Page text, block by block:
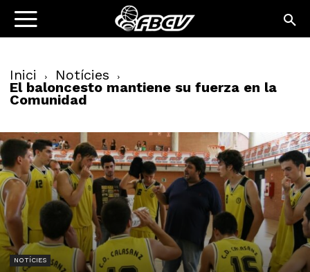
Inici Notícies
El baloncesto mantiene su fuerza en la
Comunidad
NOTÍCIES